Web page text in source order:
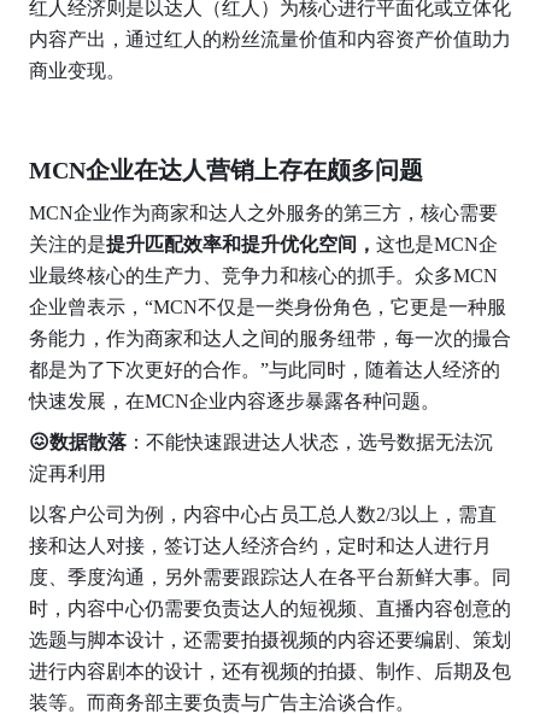
红人经济则是以达人（红人）为核心进行平面化或立体化
内容产出，通过红人的粉丝流量价值和内容资产价值助力
商业变现。
MCN企业在达人营销上存在颇多问题
MCN企业作为商家和达人之外服务的第三方，核心需要
关注的是提升匹配效率和提升优化空间， 这也是MCN企
业最终核心的生产力、竞争力和核心的抓手。众多MCN
企业曾表示，“MCN不仅是一类身份角色，它更是一种服
务能力，作为商家和达人之间的服务纽带，每一次的撮合
都是为了下次更好的合作。”与此同时，随着达人经济的
快速发展，在MCN企业内容逐步暴露各种问题。
😖数据散落：不能快速跟进达人状态，选号数据无法沉
淀再利用
以客户公司为例，内容中心占员工总人数2/3以上，需直
接和达人对接，签订达人经济合约，定时和达人进行月
度、季度沟通，另外需要跟踪达人在各平台新鲜大事。同
时，内容中心仍需要负责达人的短视频、直播内容创意的
选题与脚本设计，还需要拍摄视频的内容还要编剧、策划
进行内容剧本的设计，还有视频的拍摄、制作、后期及包
装等。而商务部主要负责与广告主洽谈合作。